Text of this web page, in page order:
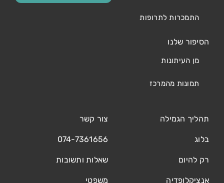
התמכרות לתרופות
הסיפור שלנו
מן העיתונות
תמונות מהמרכז
תהליך הגמילה
בלוג
רק להיום
אנציקלופדיה
צור קשר
074-7361656
שאלות ותשובות
משפטי